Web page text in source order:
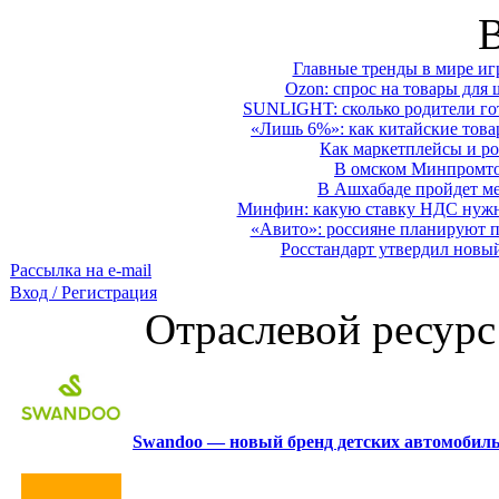
Главные тренды в мире
Ozon: спрос на товары для
SUNLIGHT: сколько родители
«Лишь 6%»: как китайские
Как маркетплейсы и
В омском
В Ашхабаде пройдет
Минфин: какую ставку НДС
«Авито»: россияне планируют
Росстандарт утвердил
Рассылка на e-mail
Вход / Регистрация
Отраслевой
Swandoo — новый бренд детских